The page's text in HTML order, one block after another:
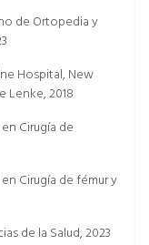
la calidad de
una de
y desarrollo
incorporando
el propósito de
de Ortopedia y
Hospital, New
Lenke, 2018
Cirugía de
Cirugía de fémur y
de la Salud, 2023